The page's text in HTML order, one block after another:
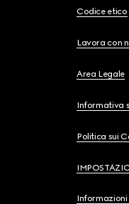
Codice etico
Lavora con
Area Legale
Informativa
Politica sui
Informazioni